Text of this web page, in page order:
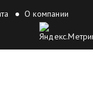
О компании